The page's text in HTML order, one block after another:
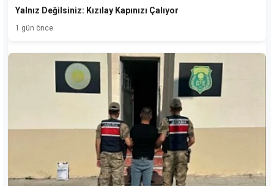
Yalnız Değilsiniz: Kızılay Kapınızı Çalıyor
1 gün önce